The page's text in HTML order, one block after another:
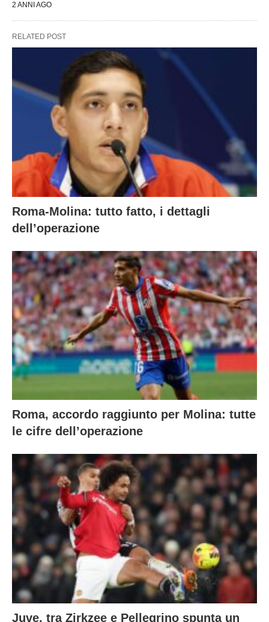
2 ANNI AGO
RELATED POST
Roma-Molina: tutto fatto, i dettagli
dell’operazione
Roma, accordo raggiunto per Molina: tutte
le cifre dell’operazione
Juve, tra Zirkzee e Pellegrino spunta un